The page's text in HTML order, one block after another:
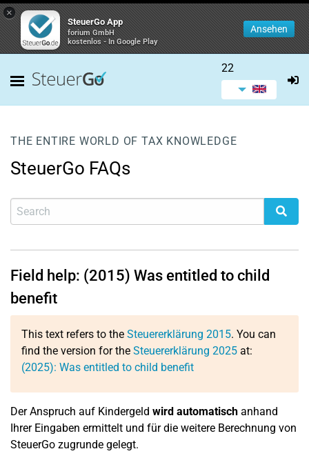
×
SteuerGo App
forium GmbH
kostenlos - In Google Play
Ansehen
22
THE ENTIRE WORLD OF TAX KNOWLEDGE
SteuerGo FAQs
Field help: (2015) Was entitled to child
benefit
This text refers to the Steuererklärung 2015. You can
find the version for the Steuererklärung 2025 at:
(2025): Was entitled to child benefit
Der Anspruch auf Kindergeld wird automatisch anhand
Ihrer Eingaben ermittelt und für die weitere Berechnung von
SteuerGo zugrunde gelegt.